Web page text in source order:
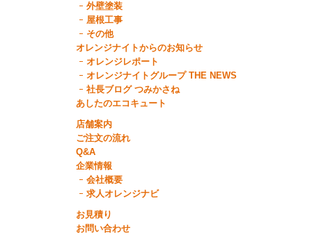
外壁塗装
屋根工事
その他
オレンジナイトからのお知らせ
オレンジレポート
オレンジナイトグループ THE NEWS
社長ブログ つみかさね
あしたのエコキュート
店舗案内
ご注文の流れ
Q&A
企業情報
会社概要
求人オレンジナビ
お見積り
お問い合わせ